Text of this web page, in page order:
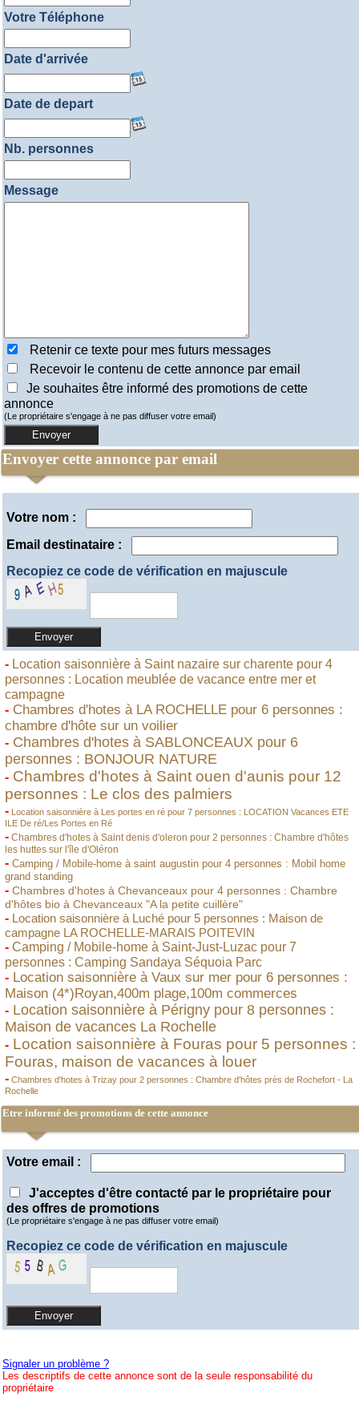
Votre Téléphone
Date d'arrivée
Date de depart
Nb. personnes
Message
Retenir ce texte pour mes futurs messages
Recevoir le contenu de cette annonce par email
Je souhaites être informé des promotions de cette
annonce
(Le propriétaire s'engage à ne pas diffuser votre email)
Envoyer cette annonce par email
Votre nom :
Email destinataire :
Recopiez ce code de vérification en majuscule
- Location saisonnière à Saint nazaire sur charente pour 4
personnes : Location meublée de vacance entre mer et
campagne
- Chambres d'hotes à LA ROCHELLE pour 6 personnes :
chambre d'hôte sur un voilier
- Chambres d'hotes à SABLONCEAUX pour 6
personnes : BONJOUR NATURE
- Chambres d'hotes à Saint ouen d'aunis pour 12
personnes : Le clos des palmiers
- Location saisonnière à Les portes en ré pour 7 personnes : LOCATION Vacances ETE
ILE De ré/Les Portes en Ré
- Chambres d'hotes à Saint denis d'oleron pour 2 personnes : Chambre d'hôtes
les huttes sur l'île d'Oléron
- Camping / Mobile-home à saint augustin pour 4 personnes : Mobil home
grand standing
- Chambres d'hotes à Chevanceaux pour 4 personnes : Chambre
d'hôtes bio à Chevanceaux "A la petite cuillère"
- Location saisonnière à Luché pour 5 personnes : Maison de
campagne LA ROCHELLE-MARAIS POITEVIN
- Camping / Mobile-home à Saint-Just-Luzac pour 7
personnes : Camping Sandaya Séquoia Parc
- Location saisonnière à Vaux sur mer pour 6 personnes :
Maison (4*)Royan,400m plage,100m commerces
- Location saisonnière à Périgny pour 8 personnes :
Maison de vacances La Rochelle
- Location saisonnière à Fouras pour 5 personnes :
Fouras, maison de vacances à louer
- Chambres d'hotes à Trizay pour 2 personnes : Chambre d'hôtes près de Rochefort - La
Rochelle
Etre informé des promotions de cette annonce
Votre email :
J'acceptes d'être contacté par le propriétaire pour
des offres de promotions
(Le propriétaire s'engage à ne pas diffuser votre email)
Recopiez ce code de vérification en majuscule
Signaler un problème ?
Les descriptifs de cette annonce sont de la seule responsabilité du
propriétaire